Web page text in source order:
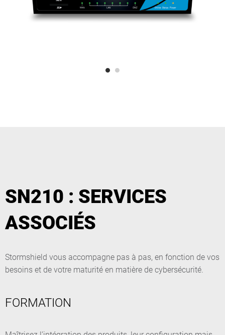
SN210 : SERVICES
ASSOCIÉS
Stormshield vous accompagne pas à pas, en fonction de vos
besoins et de votre maturité en matière de cybersécurité.
FORMATION